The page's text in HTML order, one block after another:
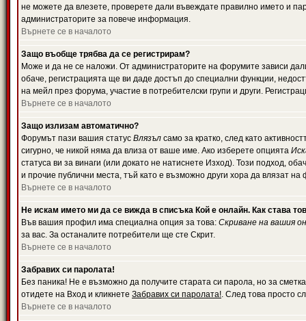
не можете да влезете, проверете дали въвеждате правилно името и
администраторите за повече информация.
Върнете се в началото
Защо въобще трябва да се регистрирам?
Може и да не се наложи. От администраторите на форумите зависи
обаче, регистрацията ще ви даде достъп до специални функции,
на мейл през форума, участие в потребителски групи и други.
Върнете се в началото
Защо излизам автоматично?
Форумът пази вашия статус Влязъл само за кратко, след като
сигурно, че никой няма да влиза от ваше име. Ако изберете опцията
статуса ви за винаги (или докато не натиснете Изход). Този подход,
и прочие публични места, тъй като е възможно други хора да влязат
Върнете се в началото
Не искам името ми да се вижда в списъка Кой е онлайн. Как става
Във вашия профил има специална опция за това: Скриване на вашия
за вас. За останалите потребители ще сте Скрит.
Върнете се в началото
Забравих си паролата!
Без паника! Не е възможно да получите старата си парола, но за
отидете на Вход и кликнете Забравих си паролата!. След това просто
Върнете се в началото